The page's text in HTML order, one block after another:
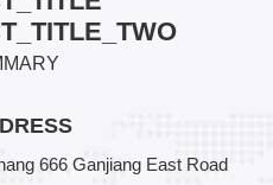
666 Ganjiang East Road